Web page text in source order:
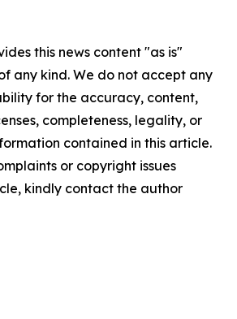
this news content "as is"
any kind. We do not accept any
for the accuracy, content,
completeness, legality, or
contained in this article.
or copyright issues
kindly contact the author